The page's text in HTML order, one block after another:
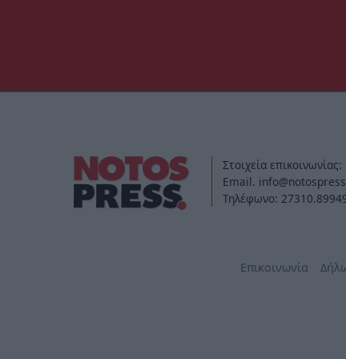
Στοιχεία επικοινωνίας:
Email.
Τηλέφωνο:
Επικοινωνία